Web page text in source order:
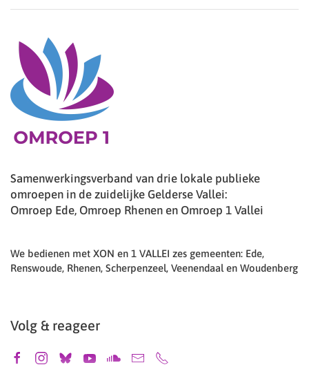
Samenwerkingsverband van drie lokale publieke
omroepen in de zuidelijke Gelderse Vallei:
Omroep Ede, Omroep Rhenen en Omroep 1 Vallei
We bedienen met XON en 1 VALLEI zes gemeenten: Ede,
Renswoude, Rhenen, Scherpenzeel, Veenendaal en Woudenberg
Volg & reageer